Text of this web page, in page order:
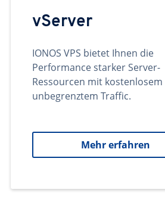
vServer
IONOS VPS bietet Ihnen die
Performance starker Server-
Ressourcen mit
unbegrenztem Traffic.
Mehr erfahren